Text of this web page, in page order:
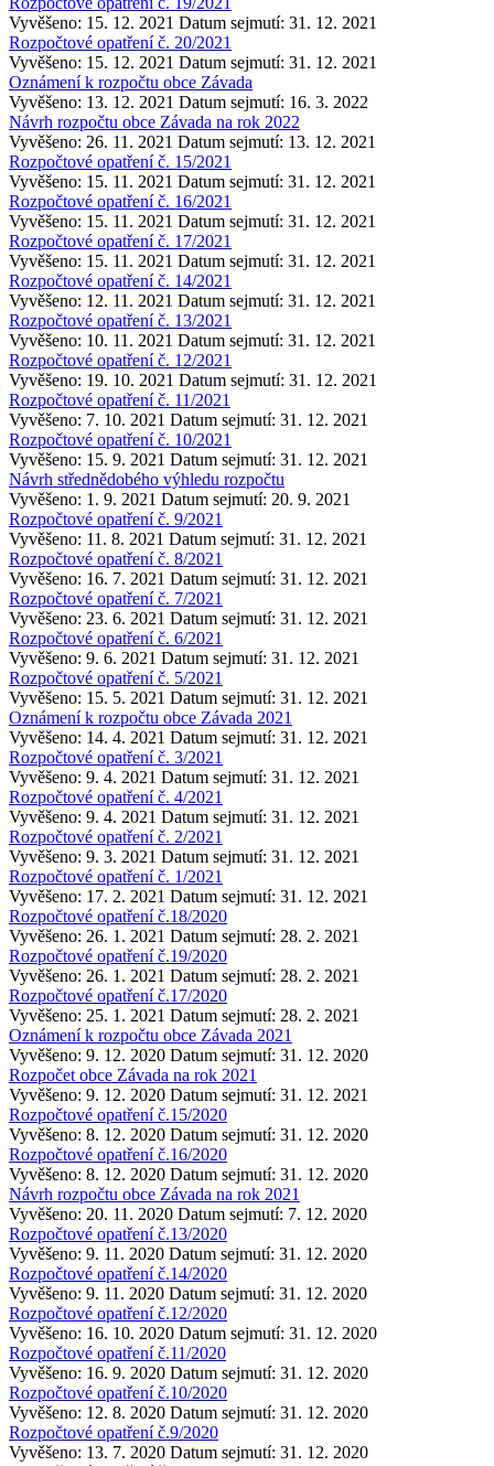
Vyvěšeno: 15. 12. 2021 Datum sejmutí: 31. 12. 2021
Rozpočtové opatření č. 20/2021
Vyvěšeno: 15. 12. 2021 Datum sejmutí: 31. 12. 2021
Oznámení k rozpočtu obce Závada
Vyvěšeno: 13. 12. 2021 Datum sejmutí: 16. 3. 2022
Návrh rozpočtu obce Závada na rok 2022
Vyvěšeno: 26. 11. 2021 Datum sejmutí: 13. 12. 2021
Rozpočtové opatření č. 15/2021
Vyvěšeno: 15. 11. 2021 Datum sejmutí: 31. 12. 2021
Rozpočtové opatření č. 16/2021
Vyvěšeno: 15. 11. 2021 Datum sejmutí: 31. 12. 2021
Rozpočtové opatření č. 17/2021
Vyvěšeno: 15. 11. 2021 Datum sejmutí: 31. 12. 2021
Rozpočtové opatření č. 14/2021
Vyvěšeno: 12. 11. 2021 Datum sejmutí: 31. 12. 2021
Rozpočtové opatření č. 13/2021
Vyvěšeno: 10. 11. 2021 Datum sejmutí: 31. 12. 2021
Rozpočtové opatření č. 12/2021
Vyvěšeno: 19. 10. 2021 Datum sejmutí: 31. 12. 2021
Rozpočtové opatření č. 11/2021
Vyvěšeno: 7. 10. 2021 Datum sejmutí: 31. 12. 2021
Rozpočtové opatření č. 10/2021
Vyvěšeno: 15. 9. 2021 Datum sejmutí: 31. 12. 2021
Návrh střednědobého výhledu rozpočtu
Vyvěšeno: 1. 9. 2021 Datum sejmutí: 20. 9. 2021
Rozpočtové opatření č. 9/2021
Vyvěšeno: 11. 8. 2021 Datum sejmutí: 31. 12. 2021
Rozpočtové opatření č. 8/2021
Vyvěšeno: 16. 7. 2021 Datum sejmutí: 31. 12. 2021
Rozpočtové opatření č. 7/2021
Vyvěšeno: 23. 6. 2021 Datum sejmutí: 31. 12. 2021
Rozpočtové opatření č. 6/2021
Vyvěšeno: 9. 6. 2021 Datum sejmutí: 31. 12. 2021
Rozpočtové opatření č. 5/2021
Vyvěšeno: 15. 5. 2021 Datum sejmutí: 31. 12. 2021
Oznámení k rozpočtu obce Závada 2021
Vyvěšeno: 14. 4. 2021 Datum sejmutí: 31. 12. 2021
Rozpočtové opatření č. 3/2021
Vyvěšeno: 9. 4. 2021 Datum sejmutí: 31. 12. 2021
Rozpočtové opatření č. 4/2021
Vyvěšeno: 9. 4. 2021 Datum sejmutí: 31. 12. 2021
Rozpočtové opatření č. 2/2021
Vyvěšeno: 9. 3. 2021 Datum sejmutí: 31. 12. 2021
Rozpočtové opatření č. 1/2021
Vyvěšeno: 17. 2. 2021 Datum sejmutí: 31. 12. 2021
Rozpočtové opatření č.18/2020
Vyvěšeno: 26. 1. 2021 Datum sejmutí: 28. 2. 2021
Rozpočtové opatření č.19/2020
Vyvěšeno: 26. 1. 2021 Datum sejmutí: 28. 2. 2021
Rozpočtové opatření č.17/2020
Vyvěšeno: 25. 1. 2021 Datum sejmutí: 28. 2. 2021
Oznámení k rozpočtu obce Závada 2021
Vyvěšeno: 9. 12. 2020 Datum sejmutí: 31. 12. 2020
Rozpočet obce Závada na rok 2021
Vyvěšeno: 9. 12. 2020 Datum sejmutí: 31. 12. 2021
Rozpočtové opatření č.15/2020
Vyvěšeno: 8. 12. 2020 Datum sejmutí: 31. 12. 2020
Rozpočtové opatření č.16/2020
Vyvěšeno: 8. 12. 2020 Datum sejmutí: 31. 12. 2020
Návrh rozpočtu obce Závada na rok 2021
Vyvěšeno: 20. 11. 2020 Datum sejmutí: 7. 12. 2020
Rozpočtové opatření č.13/2020
Vyvěšeno: 9. 11. 2020 Datum sejmutí: 31. 12. 2020
Rozpočtové opatření č.14/2020
Vyvěšeno: 9. 11. 2020 Datum sejmutí: 31. 12. 2020
Rozpočtové opatření č.12/2020
Vyvěšeno: 16. 10. 2020 Datum sejmutí: 31. 12. 2020
Rozpočtové opatření č.11/2020
Vyvěšeno: 16. 9. 2020 Datum sejmutí: 31. 12. 2020
Rozpočtové opatření č.10/2020
Vyvěšeno: 12. 8. 2020 Datum sejmutí: 31. 12. 2020
Rozpočtové opatření č.9/2020
Vyvěšeno: 13. 7. 2020 Datum sejmutí: 31. 12. 2020